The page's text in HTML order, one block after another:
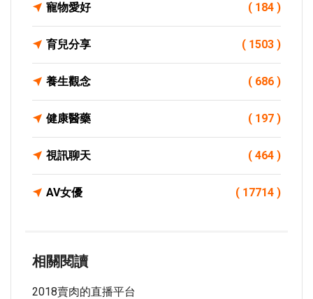
寵物愛好 ( 184 )
育兒分享 ( 1503 )
養生觀念 ( 686 )
健康醫藥 ( 197 )
視訊聊天 ( 464 )
AV女優 ( 17714 )
相關閱讀
2018賣肉的直播平台